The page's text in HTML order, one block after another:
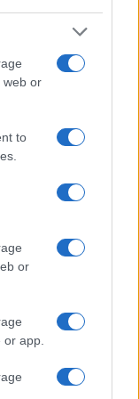
web or
to
or
app.
al taglio
paese è ai
ogni
chiusura, è
assolutamente
utilizzato per